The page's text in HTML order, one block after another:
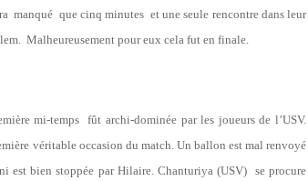
manqué que cinq minutes et une seule rencontre dans leur
Malheureusement pour eux cela fut en finale.
mi-temps
fût archi-dominée par les joueurs de l’USV.
véritable occasion du match. Un ballon est mal renvoyé
est bien stoppée par Hilaire. Chanturiya (USV) se procure